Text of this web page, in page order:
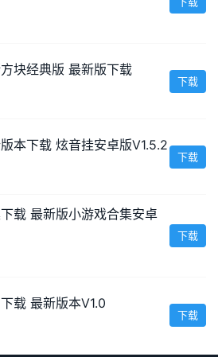
块经典版 最新版下载
下载
本下载 炫音挂安卓版V1.5.2
下载
载 最新版小游戏合集安卓
下载
载 最新版本V1.0
下载